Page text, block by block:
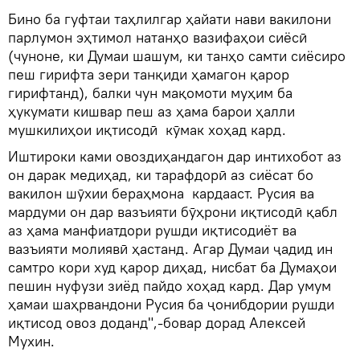
Бино ба гуфтаи таҳлилгар ҳайати нави вакилони
парлумон эҳтимол натанҳо вазифаҳои сиёсӣ
(чуноне, ки Думаи шашум, ки танҳо самти сиёсиро
пеш гирифта зери танқиди ҳамагон қарор
гирифтанд), балки чун мақомоти муҳим ба
ҳукумати кишвар пеш аз ҳама барои ҳалли
мушкилиҳои иқтисодӣ кӯмак хоҳад кард.
Иштироки ками овоздиҳандагон дар интихобот аз
он дарак медиҳад, ки тарафдорӣ аз сиёсат бо
вакилон шӯхии бераҳмона кардааст. Русия ва
мардуми он дар вазъияти бӯҳрони иқтисодӣ қабл
аз ҳама манфиатдори рушди иқтисодиёт ва
вазъияти молиявӣ ҳастанд. Агар Думаи ҷадид ин
самтро кори худ қарор диҳад, нисбат ба Думаҳои
пешин нуфузи зиёд пайдо хоҳад кард. Дар умум
ҳамаи шаҳрвандони Русия ба ҷонибдории рушди
иқтисод овоз доданд",-бовар дорад Алексей
Мухин.